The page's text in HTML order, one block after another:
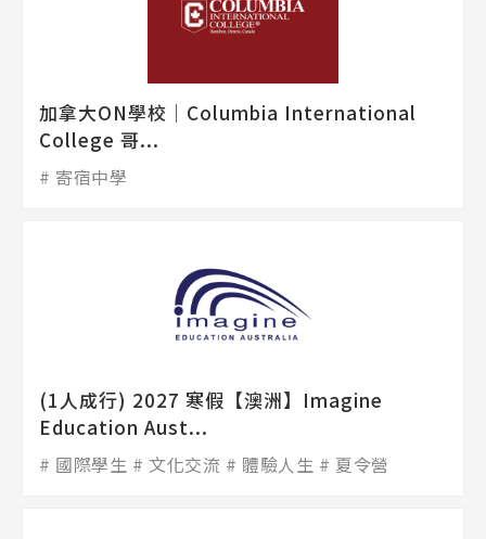
加拿大ON學校│Columbia International
College 哥...
寄宿中學
(1人成行) 2027 寒假【澳洲】Imagine
Education Aust...
國際學生 文化交流 體驗人生 夏令營